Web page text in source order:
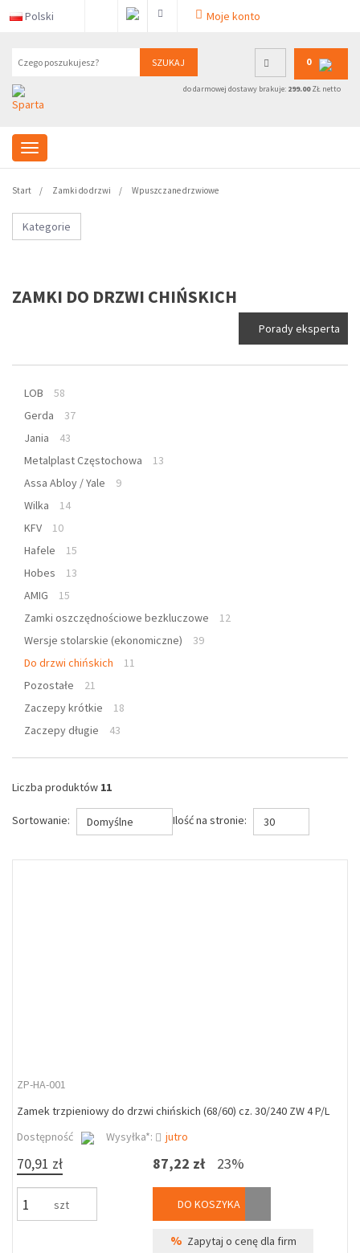
Polski Moje konto
SZUKAJ 0
do darmowej dostawy brakuje: 299.00ZŁ netto
Start Zamki do drzwi Wpuszczane drzwiowe
Kategorie
ZAMKI DO DRZWI CHIŃSKICH
Porady eksperta
LOB
58
Gerda
37
Jania
43
Metalplast Częstochowa
13
Assa Abloy / Yale
9
Wilka
14
KFV
10
Hafele
15
Hobes
13
AMIG
15
Zamki oszczędnościowe bezkluczowe
12
Wersje stolarskie (ekonomiczne)
39
Do drzwi chińskich
11
Pozostałe
21
Zaczepy krótkie
18
Zaczepy długie
43
Liczba produktów 11
Sortowanie: Domyślne Ilość na stronie: 30
ZP-HA-001
Zamek trzpieniowy do drzwi chińskich (68/60) cz. 30/240 ZW 4 P/L
Dostępność
Wysyłka*: jutro
70,91 zł
szt
87,22 zł 23%
DO KOSZYKA
% Zapytaj o cenę dla firm